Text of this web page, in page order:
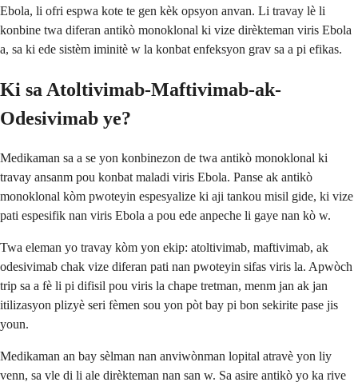
Ebola, li ofri espwa kote te gen kèk opsyon anvan. Li travay lè li
konbine twa diferan antikò monoklonal ki vize dirèkteman viris Ebola
a, sa ki ede sistèm iminitè w la konbat enfeksyon grav sa a pi efikas.
Ki sa Atoltivimab-Maftivimab-ak-
Odesivimab ye?
Medikaman sa a se yon konbinezon de twa antikò monoklonal ki
travay ansanm pou konbat maladi viris Ebola. Panse ak antikò
monoklonal kòm pwoteyin espesyalize ki aji tankou misil gide, ki vize
pati espesifik nan viris Ebola a pou ede anpeche li gaye nan kò w.
Twa eleman yo travay kòm yon ekip: atoltivimab, maftivimab, ak
odesivimab chak vize diferan pati nan pwoteyin sifas viris la. Apwòch
trip sa a fè li pi difisil pou viris la chape tretman, menm jan ak jan
itilizasyon plizyè seri fèmen sou yon pòt bay pi bon sekirite pase jis
youn.
Medikaman an bay sèlman nan anviwònman lopital atravè yon liy
venn, sa vle di li ale dirèkteman nan san w. Sa asire antikò yo ka rive